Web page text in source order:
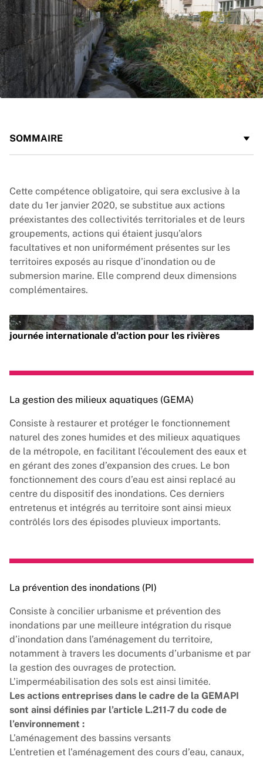
SOMMAIRE
Cette compétence obligatoire, qui sera exclusive à la
date du 1er janvier 2020, se substitue aux actions
préexistantes des collectivités territoriales et de leurs
groupements, actions qui étaient jusqu’alors
facultatives et non uniformément présentes sur les
territoires exposés au risque d’inondation ou de
submersion marine. Elle comprend deux dimensions
complémentaires.
journée internationale d'action pour les rivières
Vimeo est désactivé. Autoriser
La gestion des milieux aquatiques (GEMA)
Consiste à restaurer et protéger le fonctionnement
naturel des zones humides et des milieux aquatiques
de la métropole, en facilitant l’écoulement des eaux et
en gérant des zones d’expansion des crues. Le bon
fonctionnement des cours d’eau est ainsi replacé au
centre du dispositif des inondations. Ces derniers
entretenus et intégrés au territoire sont ainsi mieux
contrôlés lors des épisodes pluvieux importants.
La prévention des inondations (PI)
Consiste à concilier urbanisme et prévention des
inondations par une meilleure intégration du risque
d’inondation dans l’aménagement du territoire,
notamment à travers les documents d’urbanisme et par
la gestion des ouvrages de protection.
L’imperméabilisation des sols est ainsi limitée.
Les actions entreprises dans le cadre de la GEMAPI
sont ainsi définies par l’article L.211-7 du code de
l’environnement :
L’aménagement des bassins versants
L’entretien et l’aménagement des cours d’eau, canaux,